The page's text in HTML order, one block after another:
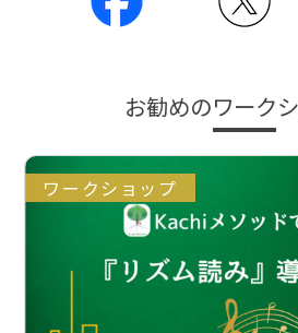
お勧めのワーク
ワークショップ